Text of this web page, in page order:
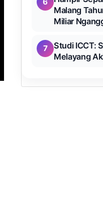
Malang
Miliar
7
Studi ICCT:
Melayang